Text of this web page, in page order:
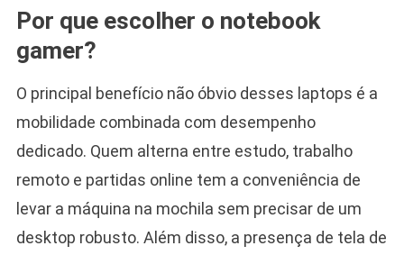
Por que escolher o notebook
gamer?
O principal benefício não óbvio desses laptops é a
mobilidade combinada com desempenho
dedicado. Quem alterna entre estudo, trabalho
remoto e partidas online tem a conveniência de
levar a máquina na mochila sem precisar de um
desktop robusto. Além disso, a presença de tela de